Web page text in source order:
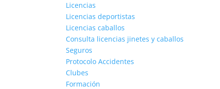
Licencias
Licencias deportistas
Licencias caballos
Consulta licencias jinetes y caballos
Seguros
Protocolo Accidentes
Clubes
Formación